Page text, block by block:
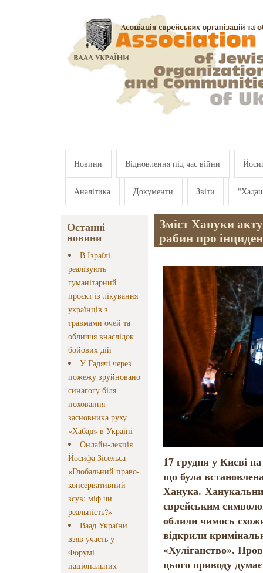
Новини Відновлення під час війни
Аналітика Документи Звіти
Останні
новини
В Ізраїлі
реалізують
гуманітарний
проєкт із лікування
українців з
травмами очей та
обличчя внаслідок
бойових дій
У Гадячі через
пожежу зруйновано
синагогу біля
поховання
засновника руху
«Хабад» в Україні
Онлайн-лекція
Йосифа Зісельса
«Глобальний право-
консервативний
зсув: міф чи
реальність?»
Ваад України
взяв участь у
Форумі
національних
Зміст Хануки
рабин про
17 грудня у Києві
що була
Ханука.
єврейським
облили чимось
відкрили
«Хуліганство».
цього приводу